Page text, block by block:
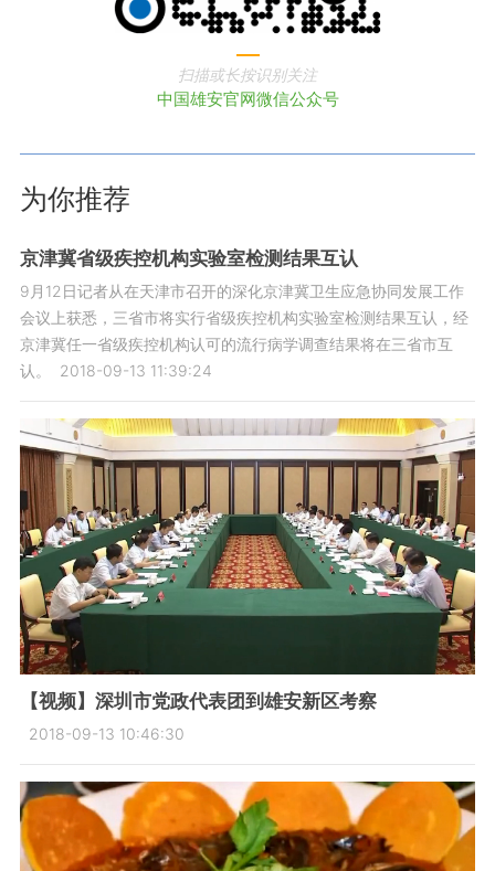
扫描或长按识别关注
中国雄安官网微信公众号
为你推荐
京津冀省级疾控机构实验室检测结果互认
9月12日记者从在天津市召开的深化京津冀卫生应急协同发展工作
会议上获悉，三省市将实行省级疾控机构实验室检测结果互认，经
京津冀任一省级疾控机构认可的流行病学调查结果将在三省市互
认。
2018-09-13 11:39:24
【视频】深圳市党政代表团到雄安新区考察
2018-09-13 10:46:30